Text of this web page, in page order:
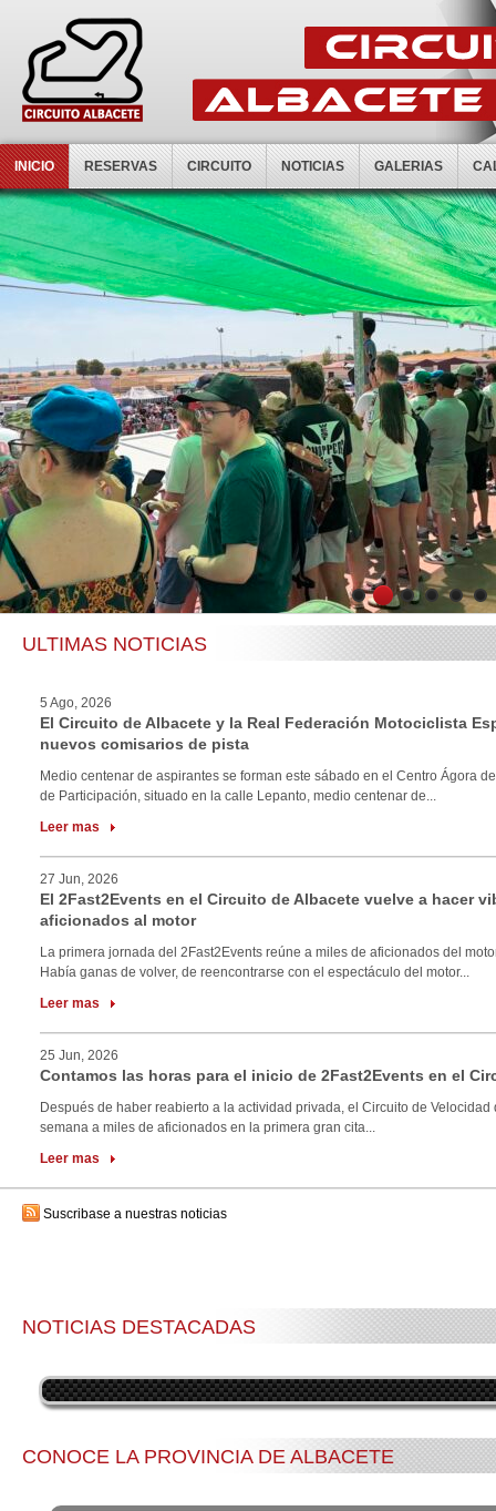
INICIO RESERVAS CIRCUITO NOTICIAS GALERIAS
1 2 3 4 5 6
ULTIMAS NOTICIAS
5 Ago, 2026
El Circuito de Albacete y la Real Federación Motociclista
nuevos comisarios de pista
Medio centenar de aspirantes se forman este sábado en el Centro Ágora
de Participación, situado en la calle Lepanto, medio centenar de...
Leer mas
27 Jun, 2026
El 2Fast2Events en el Circuito de Albacete vuelve a hacer
aficionados al motor
La primera jornada del 2Fast2Events reúne a miles de aficionados del
Había ganas de volver, de reencontrarse con el espectáculo del motor...
Leer mas
25 Jun, 2026
Contamos las horas para el inicio de 2Fast2Events en el
Después de haber reabierto a la actividad privada, el Circuito de Velocidad
semana a miles de aficionados en la primera gran cita...
Leer mas
Suscribase a nuestras noticias
NOTICIAS DESTACADAS
CONOCE LA PROVINCIA DE ALBACETE